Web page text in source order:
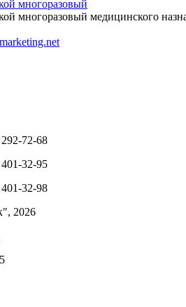
многоразовый
многоразовый медицинского
72-68
32-95
32-98
2026